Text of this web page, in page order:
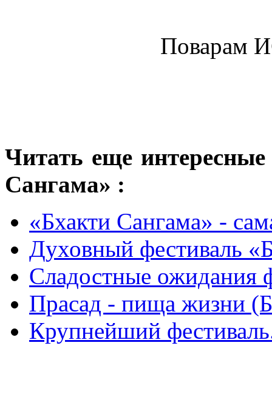
Поварам
Читать еще
Сангама» :
«Бхакти Сангама» -
Духовный фестиваль
Сладостные ожидания
Прасад - пища жизни
Крупнейший